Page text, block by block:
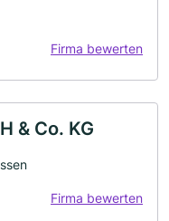
Firma bewerten
& Co. KG
Firma bewerten